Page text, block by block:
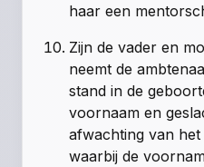
haar een
Zijn de vader en
neemt de
stand in de
voornaam en
afwachting van
waarbij de